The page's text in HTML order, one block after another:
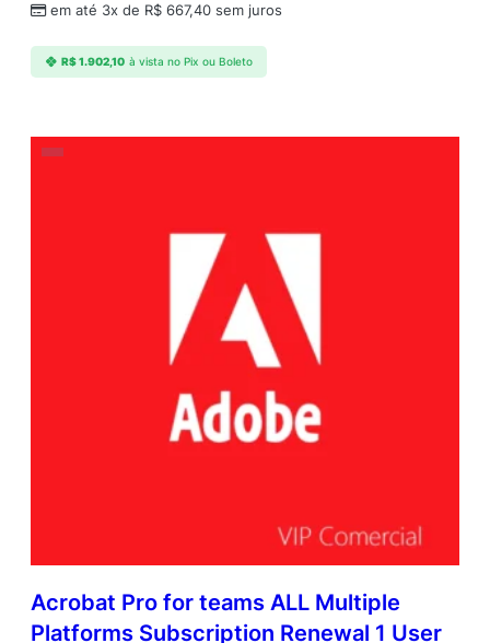
em até 3x de R$ 667,40 sem juros
R$1.902,10 à vista no Pix ou Boleto
Acrobat Pro for teams ALL Multiple
Platforms Subscription Renewal 1 User